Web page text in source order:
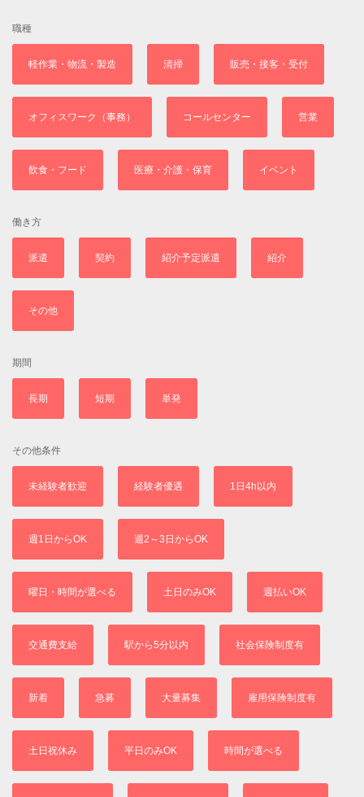
職種
軽作業・物流・製造 清掃 販売・接客・受付
オフィスワーク（事務） コールセンター 営業
飲食・フード 医療・介護・保育 イベント
働き方
派遣 契約 紹介予定派遣 紹介
その他
期間
長期 短期 単発
その他条件
未経験者歓迎 経験者優遇 1日4h以内
週1日からOK 週2～3日からOK
曜日・時間が選べる 土日のみOK 週払いOK
交通費支給 駅から5分以内 社会保険制度有
新着 急募 大量募集 雇用保険制度有
土日祝休み 平日のみOK 時間が選べる